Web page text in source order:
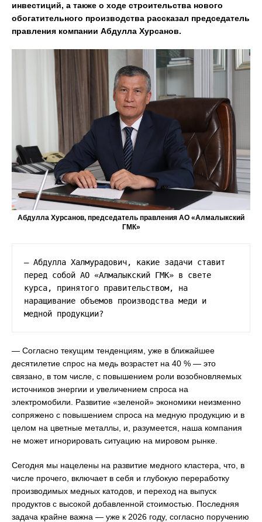
инвестиций, а также о ходе строительства нового
обогатительного производства рассказал председатель
правления компании Абдулла Хурсанов.
Абдулла Хурсанов, председатель правления АО «Алмалыкский
ГМК»
— Абдулла Халмурадович, какие задачи ставит
перед собой АО «Алмалыкский ГМК» в свете
курса, принятого правительством, на
наращивание объемов производства меди и
медной продукции?
— Согласно текущим тенденциям, уже в ближайшее
десятилетие спрос на медь возрастет на 40 % — это
связано, в том числе, с повышением роли возобновляемых
источников энергии и увеличением спроса на
электромобили. Развитие «зеленой» экономики неизменно
сопряжено с повышением спроса на медную продукцию и в
целом на цветные металлы, и, разумеется, наша компания
не может игнорировать ситуацию на мировом рынке.
Сегодня мы нацелены на развитие медного кластера, что, в
числе прочего, включает в себя и глубокую переработку
производимых медных катодов, и переход на выпуск
продуктов с высокой добавленной стоимостью. Последняя
задача крайне важна — уже к 2026 году, согласно поручению